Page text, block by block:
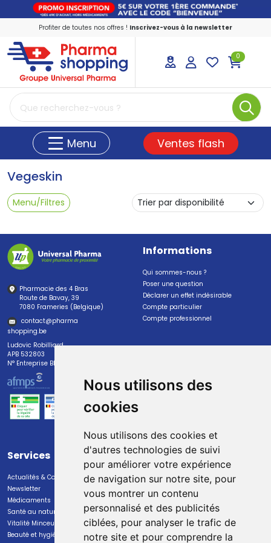
Nous utilisons des
cookies
Nous utilisons des cookies et
d'autres technologies de suivi
pour améliorer votre expérience
de navigation sur notre site, pour
vous montrer un contenu
personnalisé et des publicités
ciblées, pour analyser le trafic de
notre site et pour comprendre la
Profiter de toutes nos offres ! Inscrivez-vous à la newsletter
PharmaShopping Votre pharmacie en
0
Menu Ventes flash
Vegeskin
Menu/Filtres
Pharmacie des 4 Bras
Route de Bavay, 39
7080 Frameries (Belgique)
contact@pharma
shopping.be
Ludovic Robilliard
APB 532803
N° Entreprise BE0447.382.113
Informations
Qui sommes-nous ?
Poser une question
Déclarer un effet indésirable
Compte particulier
Compte professionnel
Services
Actualités & Conseils
Newsletter
Médicaments
Santé au naturel
Vitalité Minceur Nutrition
Beauté et hygiène
Paiement
Paiement sécurisé